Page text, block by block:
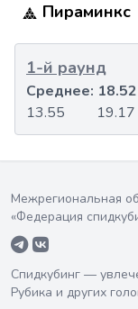
Пираминкс
1-й раунд
13.55 19.17
Среднее: 18.52
Межрегиональная
«Федерация
Спидкубинг —
Рубика и других